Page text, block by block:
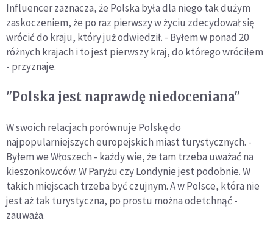
Influencer zaznacza, że Polska była dla niego tak dużym
zaskoczeniem, że po raz pierwszy w życiu zdecydował się
wrócić do kraju, który już odwiedził. - Byłem w ponad 20
różnych krajach i to jest pierwszy kraj, do którego wróciłem
- przyznaje.
"Polska jest naprawdę niedoceniana"
W swoich relacjach porównuje Polskę do
najpopularniejszych europejskich miast turystycznych. -
Byłem we Włoszech - każdy wie, że tam trzeba uważać na
kieszonkowców. W Paryżu czy Londynie jest podobnie. W
takich miejscach trzeba być czujnym. A w Polsce, która nie
jest aż tak turystyczna, po prostu można odetchnąć -
zauważa.